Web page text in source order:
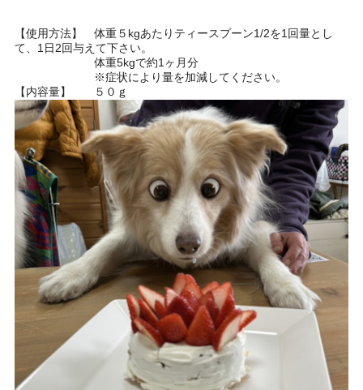
【使用方法】 体重５kgあたりティースプーン1/2を1回量とし
て、1日2回与えて下さい。
体重5kgで約1ヶ月分
※症状により量を加減してください。
【内容量】 ５０ｇ